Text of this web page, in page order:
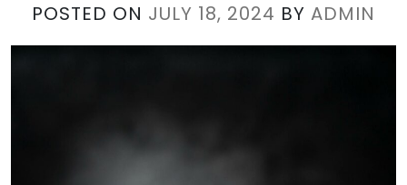
POSTED ON JULY 18, 2024 BY ADMIN